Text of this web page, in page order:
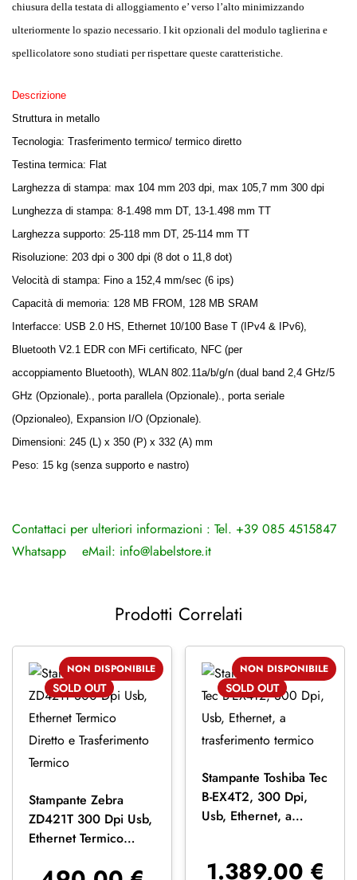
chiusura della testata di alloggiamento e’ verso l’alto minimizzando
ulteriormente lo spazio necessario. I kit opzionali del modulo taglierina e
spellicolatore sono studiati per rispettare queste caratteristiche.
Descrizione
Struttura in metallo
Tecnologia: Trasferimento termico/ termico diretto
Testina termica: Flat
Larghezza di stampa: max 104 mm 203 dpi, max 105,7 mm 300 dpi
Lunghezza di stampa: 8-1.498 mm DT, 13-1.498 mm TT
Larghezza supporto: 25-118 mm DT, 25-114 mm TT
Risoluzione: 203 dpi o 300 dpi (8 dot o 11,8 dot)
Velocità di stampa: Fino a 152,4 mm/sec (6 ips)
Capacità di memoria: 128 MB FROM, 128 MB SRAM
Interfacce: USB 2.0 HS, Ethernet 10/100 Base T (IPv4 & IPv6),
Bluetooth V2.1 EDR con MFi certificato, NFC (per
accoppiamento Bluetooth), WLAN 802.11a/b/g/n (dual band 2,4 GHz/5
GHz (Opzionale)., porta parallela (Opzionale)., porta seriale
(Opzionaleo), Expansion I/O (Opzionale).
Dimensioni: 245 (L) x 350 (P) x 332 (A) mm
Peso: 15 kg (senza supporto e nastro)
Contattaci per ulteriori informazioni : Tel. +39 085 4515847
Whatsapp
eMail: info@labelstore.it
Prodotti Correlati
SOLD OUT
NON DISPONIBILE
Stampante Zebra
ZD421T 300 Dpi Usb,
Ethernet Termico
SOLD OUT
NON DISPONIBILE
Stampante Toshiba Tec
B-EX4T2, 300 Dpi,
Usb, Ethernet, a
1.389,00 €